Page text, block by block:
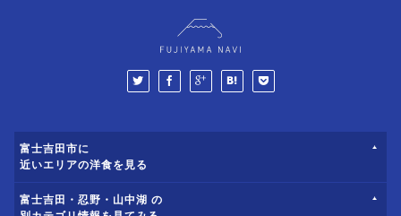
富士吉田市に
近いエリアの洋食を見る
富士吉田・忍野・山中湖 の